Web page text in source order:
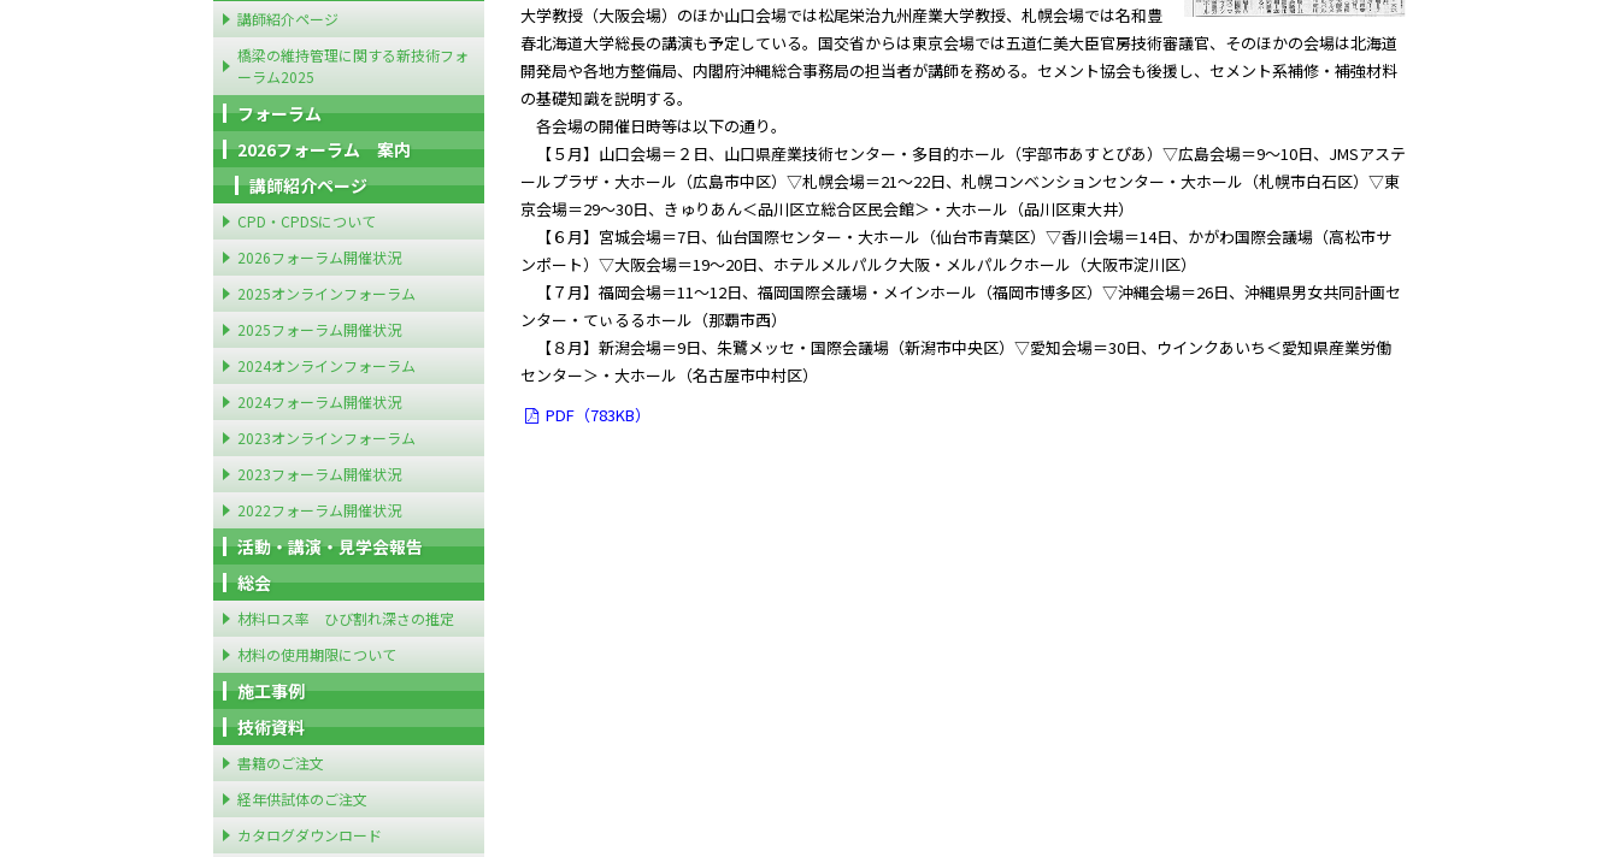
大学教授（大阪会場）のほか山口会場では松尾栄治九州産業大学教授、札幌会場では名和豊
春北海道大学総長の講演も予定している。国交省からは東京会場では五道仁美大臣官房技術審議官、そのほかの会場は北海道
開発局や各地方整備局、内閣府沖縄総合事務局の担当者が講師を務める。セメント協会も後援し、セメント系補修・補強材料
の基礎知識を説明する。
各会場の開催日時等は以下の通り。
【５月】山口会場＝２日、山口県産業技術センター・多目的ホール（宇部市あすとぴあ）▽広島会場＝9～10日、JMSアステ
ールプラザ・大ホール（広島市中区）▽札幌会場＝21～22日、札幌コンベンションセンター・大ホール（札幌市白石区）▽東
京会場＝29～30日、きゅりあん＜品川区立総合区民会館＞・大ホール（品川区東大井）
【６月】宮城会場＝7日、仙台国際センター・大ホール（仙台市青葉区）▽香川会場＝14日、かがわ国際会議場（高松市サ
ンポート）▽大阪会場＝19～20日、ホテルメルパルク大阪・メルパルクホール（大阪市淀川区）
【７月】福岡会場＝11～12日、福岡国際会議場・メインホール（福岡市博多区）▽沖縄会場＝26日、沖縄県男女共同計画セ
ンター・てぃるるホール（那覇市西）
【８月】新潟会場＝9日、朱鷺メッセ・国際会議場（新潟市中央区）▽愛知会場＝30日、ウインクあいち＜愛知県産業労働
センター＞・大ホール（名古屋市中村区）
PDF（783KB）
講師紹介ページ
橋梁の維持管理に関する新技術フォ
ーラム2025
フォーラム
2026フォーラム 案内
講師紹介ページ
CPD・CPDSについて
2026フォーラム開催状況
2025オンラインフォーラム
2025フォーラム開催状況
2024オンラインフォーラム
2024フォーラム開催状況
2023オンラインフォーラム
2023フォーラム開催状況
2022フォーラム開催状況
活動・講演・見学会報告
総会
材料ロス率 ひび割れ深さの推定
材料の使用期限について
施工事例
技術資料
書籍のご注文
経年供試体のご注文
カタログダウンロード